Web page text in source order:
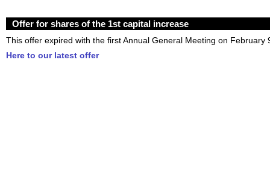
Offer for shares of the 1st capital increase
This offer expired with the first Annual General Meeting on February
Here to our latest offer